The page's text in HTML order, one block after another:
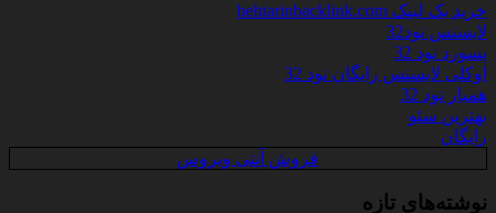
خرید بک لینک behtarinbacklink.com
لایسنس نود32
پسورد نود 32
اوکلی لایسنس رایگان نود 32
همیار نود 32
بهترین سئو
رایگان
فروش آنتی ویروس
نوشته‌های تازه